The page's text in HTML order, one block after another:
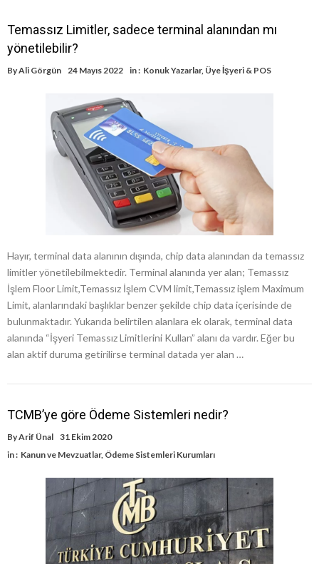
Temassız Limitler, sadece terminal alanından mı
yönetilebilir?
ByAli Görgün 24 Mayıs 2022 in : Konuk Yazarlar, Üye İşyeri & POS
Hayır, terminal data alanının dışında, chip data alanından da temassız
limitler yönetilebilmektedir. Terminal alanında yer alan; Temassız
İşlem Floor Limit,Temassız İşlem CVM limit,Temassız işlem Maximum
Limit, alanlarındaki başlıklar benzer şekilde chip data içerisinde de
bulunmaktadır. Yukarıda belirtilen alanlara ek olarak, terminal data
alanında “İşyeri Temassız Limitlerini Kullan” alanı da vardır. Eğer bu
alan aktif duruma getirilirse terminal datada yer alan …
TCMB’ye göre Ödeme Sistemleri nedir?
ByArif Ünal 31 Ekim 2020
in : Kanun ve Mevzuatlar, Ödeme Sistemleri Kurumları